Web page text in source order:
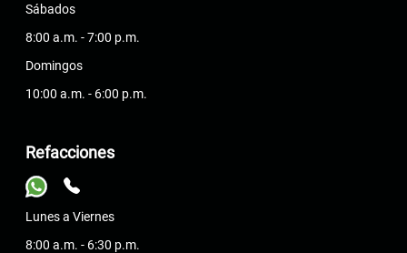
Sábados
8:00 a.m. - 7:00 p.m.
Domingos
10:00 a.m. - 6:00 p.m.
Refacciones
Lunes a Viernes
8:00 a.m. - 6:30 p.m.